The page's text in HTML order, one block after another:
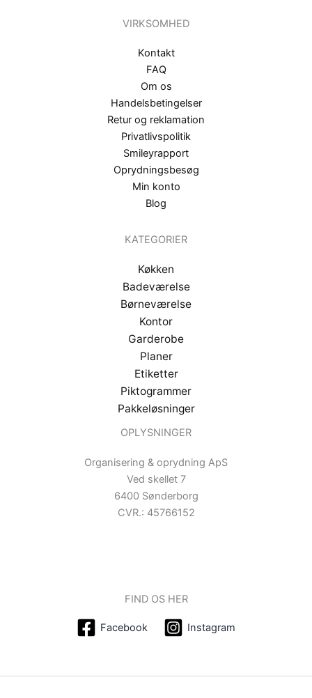
VIRKSOMHED
Kontakt
FAQ
Om os
Handelsbetingelser
Retur og reklamation
Privatlivspolitik
Smileyrapport
Oprydningsbesøg
Min konto
Blog
KATEGORIER
Køkken
Badeværelse
Børneværelse
Kontor
Garderobe
Planer
Etiketter
Piktogrammer
Pakkeløsninger
OPLYSNINGER
Organisering & oprydning ApS
Ved skellet 7
6400 Sønderborg
CVR.: 45766152
FIND OS HER
Facebook Instagram